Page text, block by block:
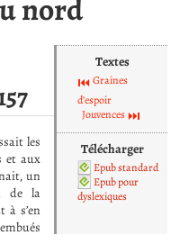
nord
Textes
Graines
d’espoir
Jouvences
Télécharger
Epub standard
Epub pour
dyslexiques
les
et aux
un
de la
à s’en